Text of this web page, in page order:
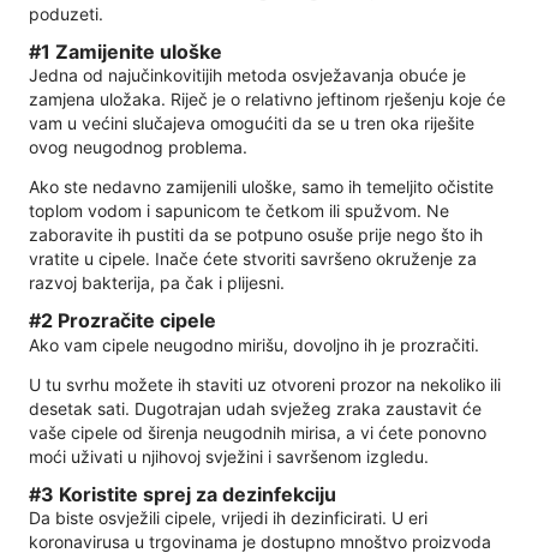
poduzeti.
#1 Zamijenite uloške
Jedna od najučinkovitijih metoda osvježavanja obuće je
zamjena uložaka. Riječ je o relativno jeftinom rješenju koje će
vam u većini slučajeva omogućiti da se u tren oka riješite
ovog neugodnog problema.
Ako ste nedavno zamijenili uloške, samo ih temeljito očistite
toplom vodom i sapunicom te četkom ili spužvom. Ne
zaboravite ih pustiti da se potpuno osuše prije nego što ih
vratite u cipele. Inače ćete stvoriti savršeno okruženje za
razvoj bakterija, pa čak i plijesni.
#2 Prozračite cipele
Ako vam cipele neugodno mirišu, dovoljno ih je prozračiti.
U tu svrhu možete ih staviti uz otvoreni prozor na nekoliko ili
desetak sati. Dugotrajan udah svježeg zraka zaustavit će
vaše cipele od širenja neugodnih mirisa, a vi ćete ponovno
moći uživati ​​u njihovoj svježini i savršenom izgledu.
#3 Koristite sprej za dezinfekciju
Da biste osvježili cipele, vrijedi ih dezinficirati. U eri
koronavirusa u trgovinama je dostupno mnoštvo proizvoda